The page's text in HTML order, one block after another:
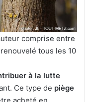
comprise entre
tous les 10
à la lutte
Ce type de piège